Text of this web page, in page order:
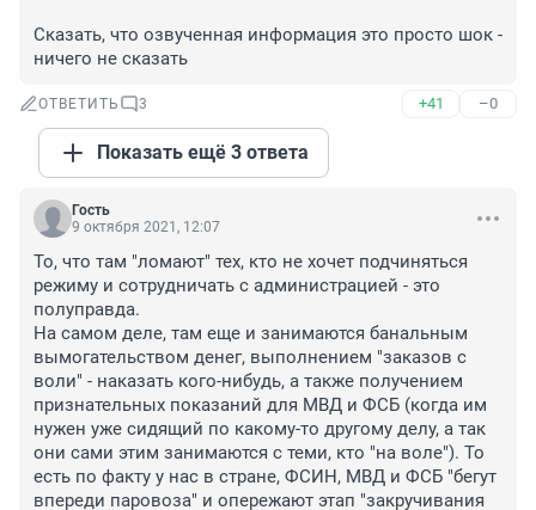
Сказать, что озвученная информация это просто шок -
ничего не сказать
ОТВЕТИТЬ 3 +41 –0
Показать ещё 3 ответа
Гость
9 октября 2021, 12:07
То, что там "ломают" тех, кто не хочет подчиняться
режиму и сотрудничать с администрацией - это
полуправда.
На самом деле, там еще и занимаются банальным
вымогательством денег, выполнением "заказов с
воли" - наказать кого-нибудь, а также получением
признательных показаний для МВД и ФСБ (когда им
нужен уже сидящий по какому-то другому делу, а так
они сами этим занимаются с теми, кто "на воле"). То
есть по факту у нас в стране, ФСИН, МВД и ФСБ "бегут
впереди паровоза" и опережают этап "закручивания